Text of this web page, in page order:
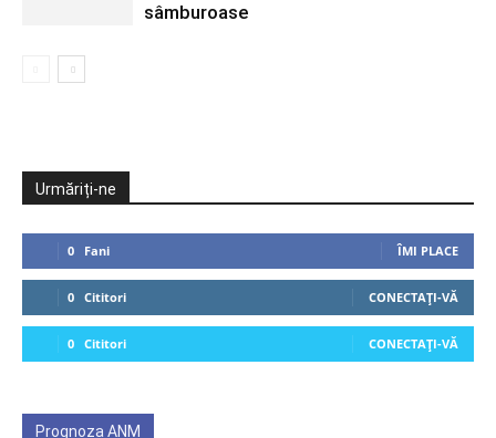
sâmburoase
Urmăriți-ne
0 Fani ÎMI PLACE
0 Cititori CONECTAȚI-VĂ
0 Cititori CONECTAȚI-VĂ
Prognoza ANM